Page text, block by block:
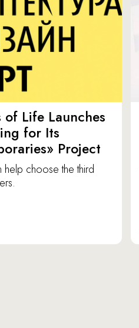
of Life Launches
for Its
Project
help choose the third